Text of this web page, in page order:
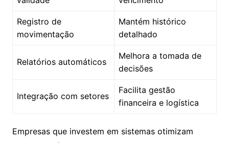
Registro de
movimentação
Mantém histórico
detalhado
Relatórios automáticos
Melhora a tomada de
decisões
Integração com setores
Facilita gestão
financeira e logística
Empresas que investem em sistemas otimizam